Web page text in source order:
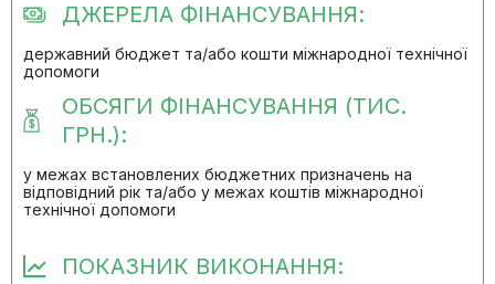
ДЖЕРЕЛА ФІНАНСУВАННЯ:
державний бюджет та/або кошти міжнародної технічної
допомоги
ОБСЯГИ ФІНАНСУВАННЯ (ТИС.
ГРН.):
у межах встановлених бюджетних призначень на
відповідний рік та/або у межах коштів міжнародної
технічної допомоги
ПОКАЗНИК ВИКОНАННЯ: